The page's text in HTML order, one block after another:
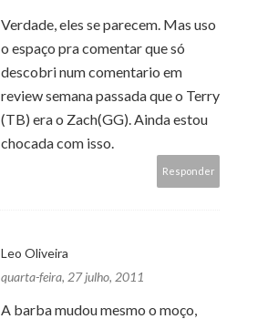
Verdade, eles se parecem. Mas uso
o espaço pra comentar que só
descobri num comentario em
review semana passada que o Terry
(TB) era o Zach(GG). Ainda estou
chocada com isso.
Responder
Leo Oliveira
quarta-feira, 27 julho, 2011
A barba mudou mesmo o moço,